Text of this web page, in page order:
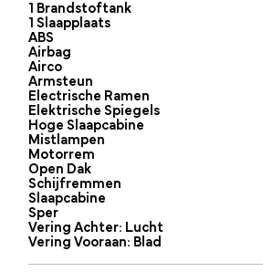
1 Brandstoftank
1 Slaapplaats
ABS
Airbag
Airco
Armsteun
Electrische Ramen
Elektrische Spiegels
Hoge Slaapcabine
Mistlampen
Motorrem
Open Dak
Schijfremmen
Slaapcabine
Sper
Vering Achter: Lucht
Vering Vooraan: Blad